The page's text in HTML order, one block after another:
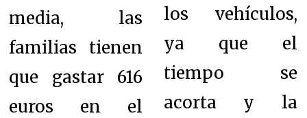
media, las
familias tienen
que gastar 616
euros en el
los vehículos,
ya que el
tiempo se
acorta y la